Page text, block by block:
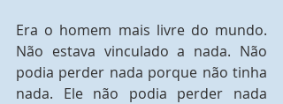
Era o homem mais livre do mundo.
Não estava vinculado a nada. Não
podia perder nada porque não tinha
nada. Ele não podia perder nada